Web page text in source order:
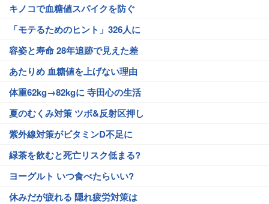
キノコで血糖値スパイクを防ぐ
「モテるためのヒント」326人に
容姿と寿命 28年追跡で見えた差
あたりめ 血糖値を上げない理由
体重62kg→82kgに 寺田心の生活
夏のむくみ対策 ツボ&反射区押し
紫外線対策がビタミンD不足に
緑茶を飲むと死亡リスク低まる?
ヨーグルト いつ食べたらいい?
休みだが疲れる 隠れ疲労対策は